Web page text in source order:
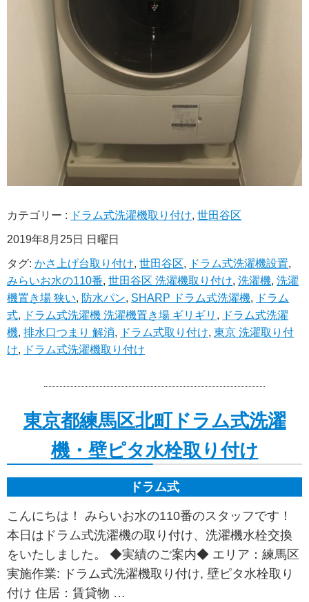
カテゴリー : ドラム式洗濯機取り付け,世田谷区
2019年8月25日 日曜日
タグ:かさ上げ台取り付け,世田谷区, ドラム式洗濯機設置,
みらいお水の110番,世田谷区 洗濯機取り付け,洗濯機,洗濯
機置き場 狭い, 防水パン, SHARP ドラム式洗濯機, ドラム
式, ドラム式洗濯機 洗濯機置き場 ギリギリ , ドラム式洗濯
機,排水口つまり 解消, ドラム式取り付け,東京 洗濯取り付
け, ドラム式洗濯機取り付け
東京都練馬区北町ドラム式洗濯
機・壁ピタ水栓取り付け
ドラム式
こんにちは！ みらいお水の110番のスタッフです！
本日はドラム式洗濯機の取り付け、洗濯機水栓交換
をいたしました。 ◆実績のご案内◆ エリア：練馬区
実施作業: ドラム式洗濯機取り付け, 壁ピタ水栓取り
付け 住居：賃貸物 …